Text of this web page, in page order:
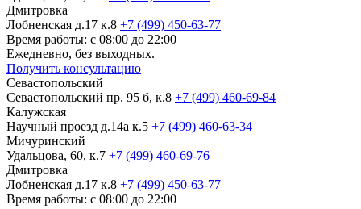
Дмитровка
Лобненская д.17 к.8 +7 (499) 450-63-77
Время работы: с 08:00 до 22:00
Ежедневно, без выходных.
Получить консультацию
Севастопольский
Севастопольский пр. 95 б, к.8 +7 (499) 460-69-84
Калужская
Научный проезд д.14а к.5 +7 (499) 460-63-34
Мичуринский
Удальцова, 60, к.7 +7 (499) 460-69-76
Дмитровка
Лобненская д.17 к.8 +7 (499) 450-63-77
Время работы: с 08:00 до 22:00